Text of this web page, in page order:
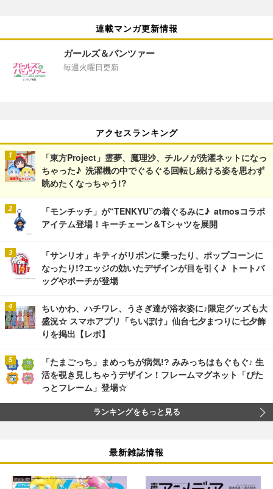
連載マンガ更新情報
ガールズ＆パンツァー
毎週火曜日更新
アクセスランキング
「東方Project」霊夢、魔理沙、チルノが洗濯ネットになっ
ちゃった♪ 洗濯機の中でぐるぐる回転し続ける姿を思わず
眺めたくなっちゃう!?
「モンチッチ」が“TENKYU”の着ぐるみに♪ atmosコラボ
アイテム登場！キーチェーン＆Tシャツを展開
「サンリオ」キティがリボンに乗ったり、ポップコーンに
なったり!?エッジの効いたデザインが目を引く♪ トートバ
ッグやポーチが登場
ちいかわ、ハチワレ、うさぎ達が浴衣姿に♪限定グッズも大
盛況☆ スマホアプリ「ちいぽけ」仙台七夕まつりに七夕飾
りを掲出【レポ】
「たまごっち」まめっちが病気!? みみっちはもぐもぐ♪ 生
活を覗き見しちゃうデザイン！フレームマグネット「ぴた
っとフレーム」登場☆
ランキングをもっと見る
最新雑誌情報